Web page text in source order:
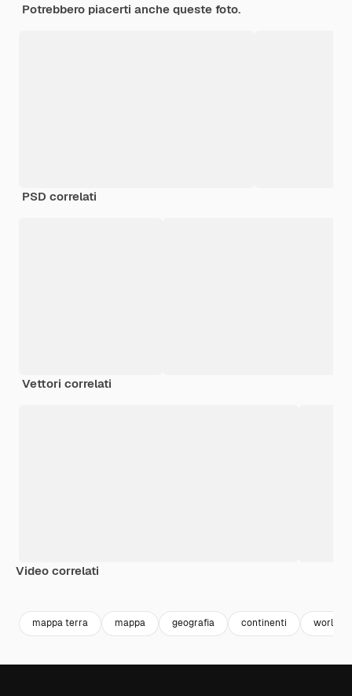
Potrebbero piacerti anche queste foto.
PSD correlati
Vettori correlati
Video correlati
mappa terra mappa geografia continenti world